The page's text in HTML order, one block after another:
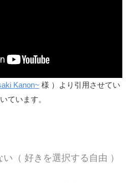
Kanon~ 様 ）より引用させてい
ています。
（ 好きを選択する自由 ）